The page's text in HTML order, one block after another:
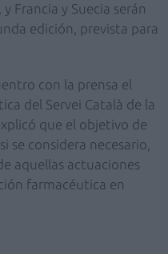
Francia y Suecia serán
edición, prevista para
con la prensa el
del Servei Català de la
que el objetivo de
se considera necesario,
aquellas actuaciones
farmacéutica en